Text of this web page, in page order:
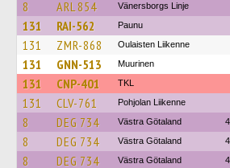
8 ARL 854 Vänersborgs Linje
131 RAI-562 Paunu
131 ZMR-868 Oulaisten Liikenne
131 GNN-513 Muurinen
131 CNP-401 TKL
131 CLV-761 Pohjolan Liikenne
8 DEG 734 Västra Götaland
8 DEG 734 Västra Götaland
8 DEG 734 Västra Götaland